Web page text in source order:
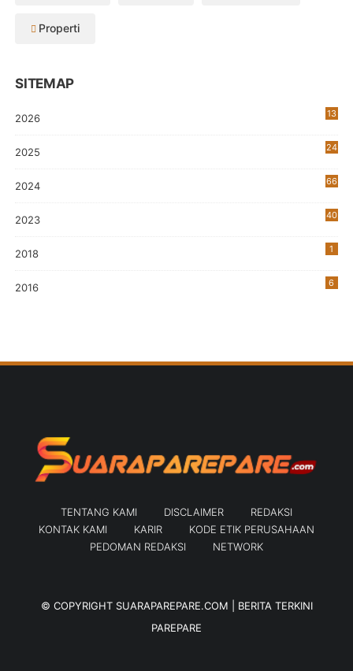
Properti
SITEMAP
2026 13
2025 24
2024 66
2023
40
2018 1
2016 6
TENTANG KAMI DISCLAIMER
REDAKSI
KONTAK KAMI
KARIR
KODE ETIK PERUSAHAAN
PEDOMAN REDAKSI
NETWORK
© COPYRIGHT SUARAPAREPARE.COM | BERITA TERKINI
PAREPARE